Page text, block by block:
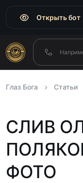
Открыть бот
Глаз Бога Статьи
СЛИВ
ФОТО